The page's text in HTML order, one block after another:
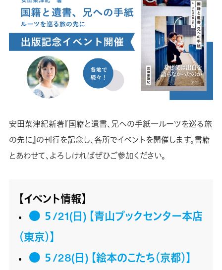
安田菜津紀新著『国籍と遺書、兄への手紙―ルーツを巡る旅
の先に』の刊行を記念し、各所でイベントを開催します。書籍
とあわせて、よろしければぜひご参加ください。
【イベント情報】
● ５/21(日) 【青山ブックセンター本店
（東京）】
● ５/28(日) 【絵本のこたち（京都）】